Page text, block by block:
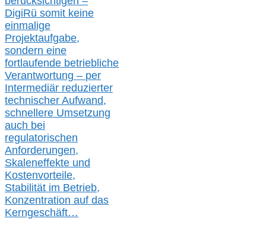
DigiRü somit keine
einmalige
Projektaufgabe,
sondern eine
fortlaufende betriebliche
Verantwortung – per
Intermediär reduzierter
technischer Aufwand,
schnellere Umsetzung
auch bei
regulatorischen
Anforderungen,
Skaleneffekte und
Kostenvorteile,
Stabilität im Betrieb,
Konzentration auf das
Kerngeschäft…